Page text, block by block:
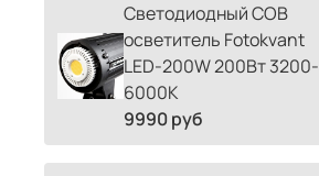
Светодиодный COB
осветитель Fotokvant
LED-200W 200Вт 3200-
6000К
9990 руб